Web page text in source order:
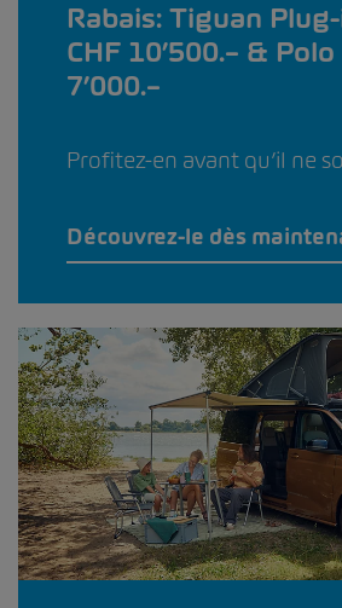
Rabais: Tiguan
CHF 10’500.– & Polo
7’000.–
Profitez-en avant qu’il ne
Découvrez-le dès